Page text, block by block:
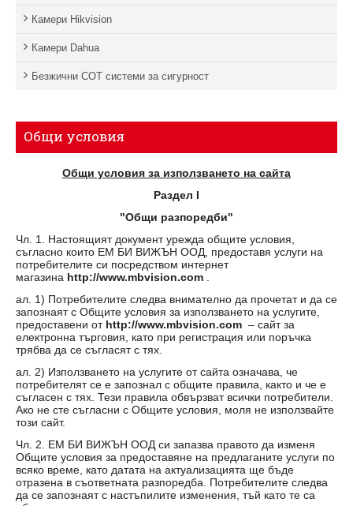
Камери Hikvision
Камери Dahua
Безжични СОТ системи за сигурност
Общи условия
Общи условия за използването на сайта
Раздел I
"Общи разпоредби"
Чл. 1. Настоящият документ урежда общите условия,
съгласно които ЕМ БИ ВИЖЪН ООД, предоставя услуги на
потребителите си посредством интернет
магазина http://www.mbvision.com
aл. 1) Потребителите следва внимателно да прочетат и да се
запознаят с Общите условия за използването на услугите,
предоставени от http://www.mbvision.com – сайт за
електронна търговия, като при регистрация или поръчка
трябва да се съгласят с тях.
aл. 2) Използването на услугите от сайта означава, че
потребителят се е запознал с общите правила, както и че е
съгласен с тях. Тези правила обвързват всички потребители.
Ако не сте съгласни с Общите условия, моля не използвайте
този сайт.
Чл. 2. ЕМ БИ ВИЖЪН ООД си запазва правото да изменя
Общите условия за предоставяне на предлаганите услуги по
всяко време, като датата на актуализацията ще бъде
отразена в съответната разпоредба. Потребителите следва
да се запознаят с настъпилите изменения, тъй като те са